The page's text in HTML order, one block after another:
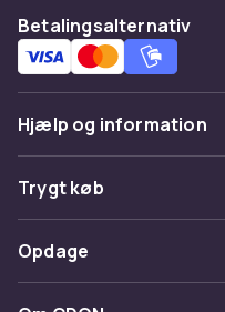
babytæpper og
bare gaver - de er
tanke, der mærkes,
fremtiden.
babytilbehør
sted
Betalingsalternativ
Hjælp og information
Ofte stillede spørgsmål
Spor pakke
Fortryd & returner her
Trygt køb
Betaling
Levering
Opdage
Kategorier